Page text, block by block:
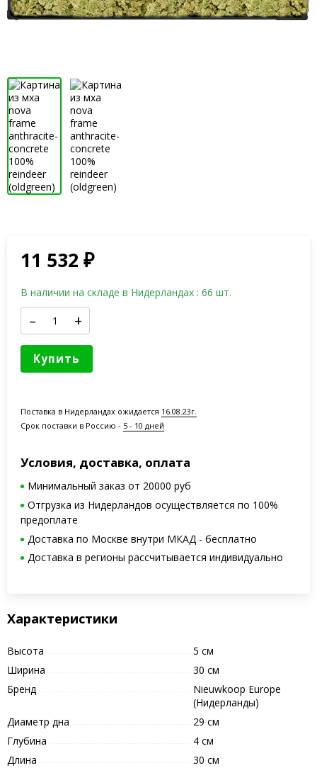
11 532₽
В наличии на складе в Нидерландах : 66 шт.
– +
Купить
Поставка в Нидерландах ожидается 16.08.23г.
Срок поставки в Россию - 5 - 10 дней
Условия, доставка, оплата
Минимальный заказ от 20000 руб
Отгрузка из Нидерландов осуществляется по 100%
предоплате
Доставка по Москве внутри МКАД - бесплатно
Доставка в регионы рассчитывается индивидуально
Характеристики
Высота
5 см
Ширина
30 см
Бренд
Nieuwkoop Europe
(Нидерланды)
Диаметр дна
29 см
Глубина
4 см
Длина
30 см